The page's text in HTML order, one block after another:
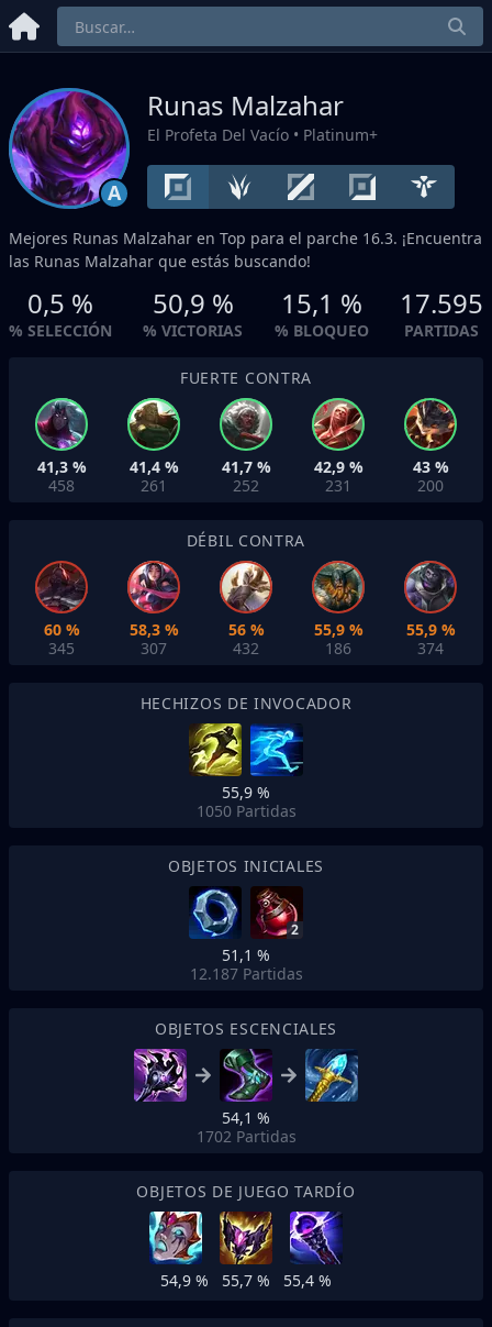
A
Runas Malzahar
El Profeta Del Vacío • Platinum+
Mejores Runas Malzahar en Top para el parche 16.3. ¡Encuentra
las Runas Malzahar que estás buscando!
0,5 %
% SELECCIÓN
50,9 %
% VICTORIAS
15,1 %
% BLOQUEO
17.595
PARTIDAS
FUERTE CONTRA
41,3 %
458
41,4 %
261
41,7 %
252
42,9 %
231
43 %
200
DÉBIL CONTRA
60 %
345
58,3 %
307
56 %
432
55,9 %
186
55,9 %
374
HECHIZOS DE INVOCADOR
55,9 %
1050 Partidas
OBJETOS INICIALES
2
51,1 %
12.187 Partidas
OBJETOS ESCENCIALES
54,1 %
1702 Partidas
OBJETOS DE JUEGO TARDÍO
54,9 % 55,7 % 55,4 %